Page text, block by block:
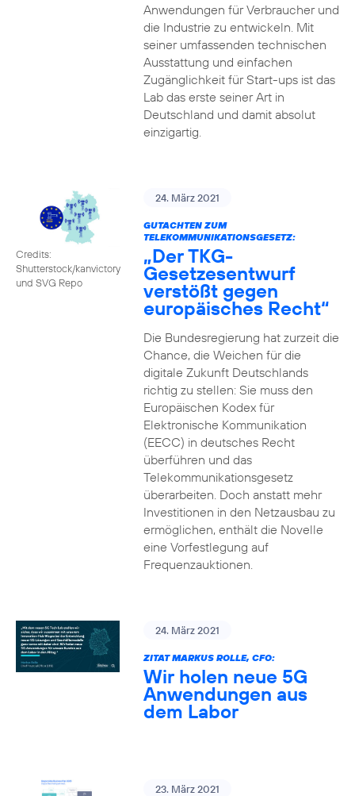
Anwendungen für Verbraucher und
die Industrie zu entwickeln. Mit
seiner umfassenden technischen
Ausstattung und einfachen
Zugänglichkeit für Start-ups ist das
Lab das erste seiner Art in
Deutschland und damit absolut
einzigartig.
Credits:
Shutterstock/kanvictory
und SVG Repo
24. März 2021
GUTACHTEN ZUM
TELEKOMMUNIKATIONSGESETZ:
„Der TKG-
Gesetzesentwurf
verstößt gegen
europäisches Recht“
Die Bundesregierung hat zurzeit die
Chance, die Weichen für die
digitale Zukunft Deutschlands
richtig zu stellen: Sie muss den
Europäischen Kodex für
Elektronische Kommunikation
(EECC) in deutsches Recht
überführen und das
Telekommunikationsgesetz
überarbeiten. Doch anstatt mehr
Investitionen in den Netzausbau zu
ermöglichen, enthält die Novelle
eine Vorfestlegung auf
Frequenzauktionen.
24. März 2021
ZITAT MARKUS ROLLE, CFO:
Wir holen neue 5G
Anwendungen aus
dem Labor
23. März 2021